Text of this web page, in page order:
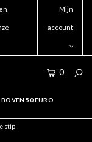
Mijn
account
0
50 EURO
stip